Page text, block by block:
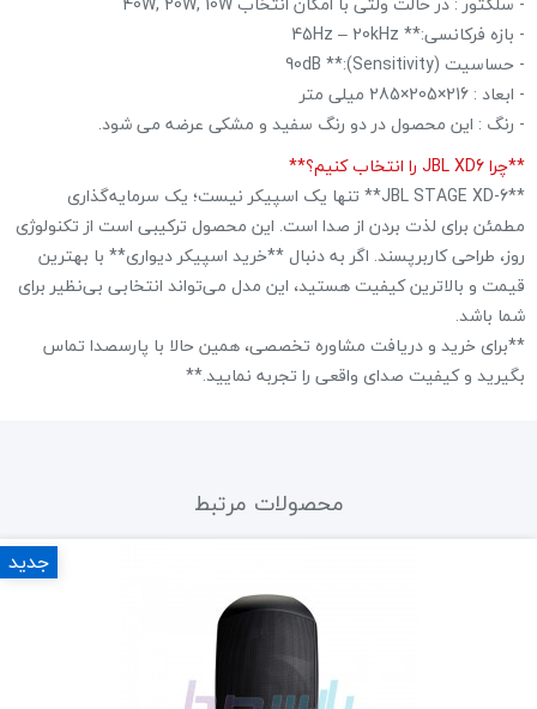
- بازه فرکانسی:** 45Hz – 20kHz
- حساسیت (Sensitivity):** 90dB
- ابعاد : 216×205×285 میلی متر
- رنگ : این محصول در دو رنگ سفید و مشکی عرضه می شود.
**چرا JBL XD6 را انتخاب کنیم؟**
**JBL STAGE XD-6** تنها یک اسپیکر نیست؛ یک سرمایه‌گذاری
مطمئن برای لذت بردن از صدا است. این محصول ترکیبی است از تکنولوژی
روز، طراحی کاربرپسند. اگر به دنبال **خرید اسپیکر دیواری** با بهترین
قیمت و بالاترین کیفیت هستید، این مدل می‌تواند انتخابی بی‌نظیر برای
شما باشد.
**برای خرید و دریافت مشاوره تخصصی، همین حالا با پارسصدا تماس
بگیرید و کیفیت صدای واقعی را تجربه نمایید.**
محصولات مرتبط
جدید